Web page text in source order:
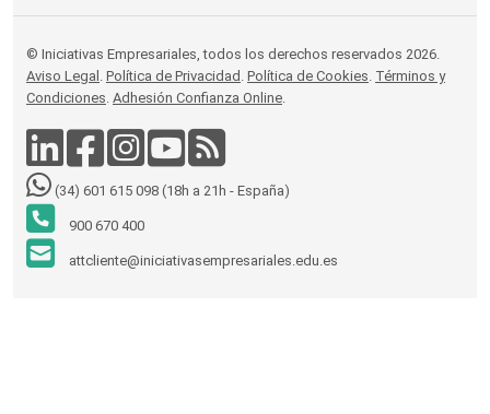
© Iniciativas Empresariales, todos los derechos reservados 2026.
Aviso Legal Política de Privacidad Política de Cookies Términos y
Condiciones Adhesión Confianza Online
(34) 601 615 098 (18h a 21h - España)
900 670 400
attcliente@iniciativasempresariales.edu.es